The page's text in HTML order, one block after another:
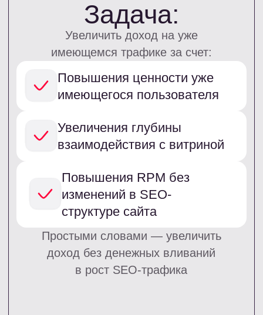
Что сделали:
Вебмастер не хотел агрессивных механик,
которые могли ухудшить поведенческие
факторы и повлиять на поисковые позиции.
пользователя, а перехватывать внимание
в момент, когда посетитель уже собирался
покинуть страницу или терял интерес
Поэтому для решения задачи был выбран
один из наиболее нативных форматов
у которого можно настраивать различные
сценарии триггеров активации.